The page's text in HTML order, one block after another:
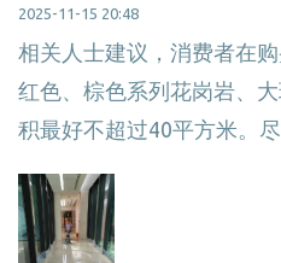
2025-11-15 20:48
相关人士建议，消费者在
红色、棕色系列花岗岩、
积最好不超过40平方米。